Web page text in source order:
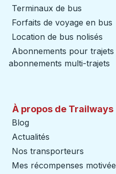
Terminaux de bus
Forfaits de voyage en bus
Location de bus nolisés
Abonnements pour
abonnements multi-trajets
À propos de Trailways
Blog
Actualités
Nos transporteurs
Mes récompenses